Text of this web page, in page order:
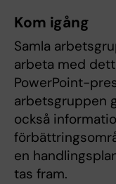
Kom igång
Samla
arbeta med
PowerPoint-
arbetsgruppen
också
en
tas fram.